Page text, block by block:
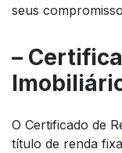
seus
–
O Certificado de
título de renda